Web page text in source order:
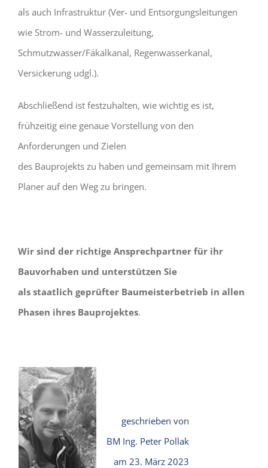
als auch Infrastruktur (Ver- und Entsorgungsleitungen
wie Strom- und Wasserzuleitung,
Schmutzwasser/Fäkalkanal, Regenwasserkanal,
Versickerung udgl.).
Abschließend ist festzuhalten, wie wichtig es ist,
frühzeitig eine genaue Vorstellung von den
Anforderungen und Zielen
des Bauprojekts zu haben und gemeinsam mit Ihrem
Planer auf den Weg zu bringen.
Wir sind der richtige Ansprechpartner für ihr
Bauvorhaben und unterstützen Sie
als staatlich geprüfter Baumeisterbetrieb in allen
Phasen ihres Bauprojektes.
geschrieben von
BM Ing. Peter Pollak
am 23. März 2023